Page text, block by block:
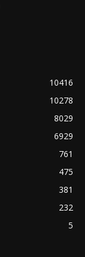
10416
10278
8029
6929
761
475
381
232
5